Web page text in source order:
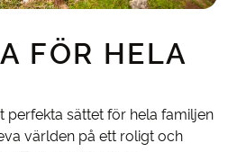
FÖR HELA
perfekta sättet för hela familjen
världen på ett roligt och